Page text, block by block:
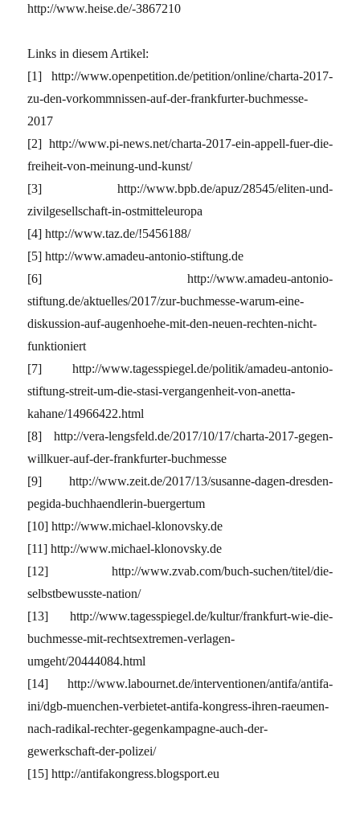
http://www.heise.de/-3867210
Links in diesem Artikel:
[1] http://www.openpetition.de/petition/online/charta-2017-
zu-den-vorkommnissen-auf-der-frankfurter-buchmesse-
2017
[2] http://www.pi-news.net/charta-2017-ein-appell-fuer-die-
freiheit-von-meinung-und-kunst/
[3] http://www.bpb.de/apuz/28545/eliten-und-
zivilgesellschaft-in-ostmitteleuropa
[4] http://www.taz.de/!5456188/
[5] http://www.amadeu-antonio-stiftung.de
[6] http://www.amadeu-antonio-
stiftung.de/aktuelles/2017/zur-buchmesse-warum-eine-
diskussion-auf-augenhoehe-mit-den-neuen-rechten-nicht-
funktioniert
[7] http://www.tagesspiegel.de/politik/amadeu-antonio-
stiftung-streit-um-die-stasi-vergangenheit-von-anetta-
kahane/14966422.html
[8] http://vera-lengsfeld.de/2017/10/17/charta-2017-gegen-
willkuer-auf-der-frankfurter-buchmesse
[9] http://www.zeit.de/2017/13/susanne-dagen-dresden-
pegida-buchhaendlerin-buergertum
[10] http://www.michael-klonovsky.de
[11] http://www.michael-klonovsky.de
[12] http://www.zvab.com/buch-suchen/titel/die-
selbstbewusste-nation/
[13] http://www.tagesspiegel.de/kultur/frankfurt-wie-die-
buchmesse-mit-rechtsextremen-verlagen-
umgeht/20444084.html
[14] http://www.labournet.de/interventionen/antifa/antifa-
ini/dgb-muenchen-verbietet-antifa-kongress-ihren-raeumen-
nach-radikal-rechter-gegenkampagne-auch-der-
gewerkschaft-der-polizei/
[15] http://antifakongress.blogsport.eu